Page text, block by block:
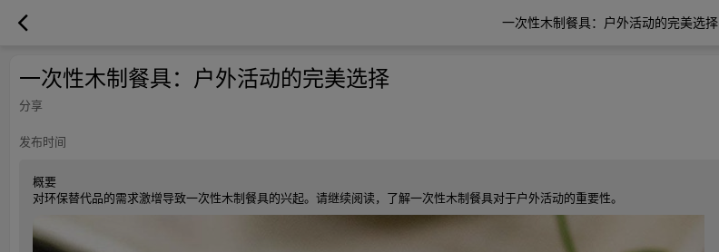
一次性木制餐具：户外活动的完美选择
一次性木制餐具：户外活动的完美选择
分享
发布时间
概要
对环保替代品的需求激增导致一次性木制餐具的兴起。请继续阅读，了解一次性木制餐具对于户外活动的重要性。